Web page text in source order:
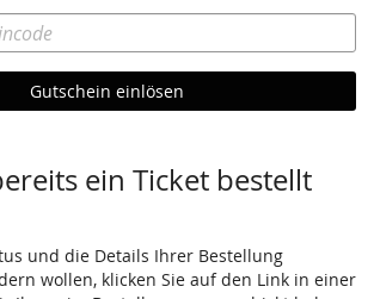
Gutschein einlösen
ein Ticket bestellt
und die Details Ihrer Bestellung
wollen, klicken Sie auf den Link in einer